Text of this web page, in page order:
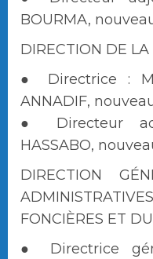
BOURMA,
DIRECTION DE
● Directrice :
ANNADIF,
● Directeur
HASSABO,
DIRECTION
FONCIÈRES ET
● Directrice